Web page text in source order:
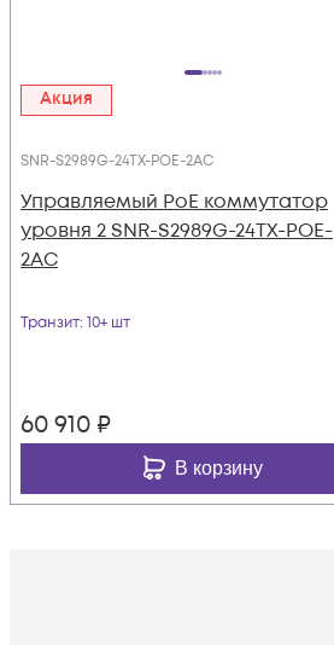
Акция
SNR-S2989G-24TX-POE-2AC
Управляемый PoE коммутатор
уровня 2 SNR-S2989G-24TX-POE-
2AC
Транзит: 10+ шт
60 910 ₽
В корзину